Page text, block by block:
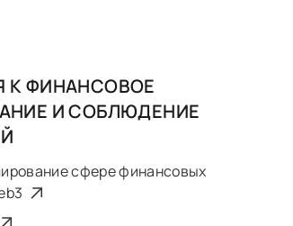
КФИНАНСОВОЕ
И СОБЛЮДЕНИЕ
сфере финансовых